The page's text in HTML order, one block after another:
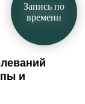
и
Запись по
времени